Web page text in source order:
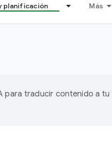
planificación Más
para traducir contenido a